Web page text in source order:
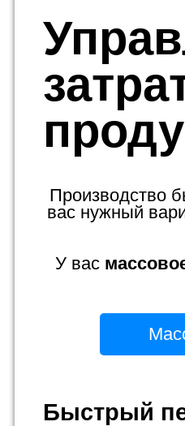
Производство
вас нужный
У вас
Быстрый